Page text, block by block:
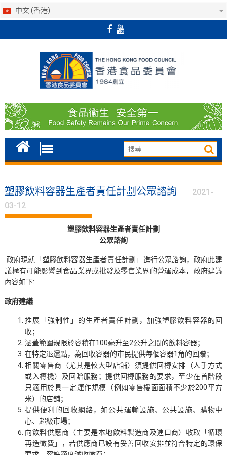
中文 (香港)
塑膠飲料容器生產者責任計劃公眾諮詢
2021-
03-12
塑膠飲料容器生產者責任計劃
公眾諮詢
政府現就「塑膠飲料容器生產者責任計劃」進行公眾諮詢，政府此建
議極有可能影響到食品業界或批發及零售業界的營運成本，政府建議
內容如下:
政府建議
推展「強制性」的生產者責任計劃，加強塑膠飲料容器的回
收；
涵蓋範圍規限於容積在100毫升至2公升之間的飲料容器；
在特定退還點，為回收容器的市民提供每個容器1角的回贈；
相關零售商（尤其是較大型店舖）須提供回樽安排（人手方式
或入樽機）及回贈服務；提供回樽服務的要求，至少在首階段
只適用於具一定運作規模（例如零售樓面面積不少於200平方
米）的店舖；
提供便利的回收網絡，如公共運輸設施、公共設施、購物中
心、超級市場；
向飲料供應商（主要是本地飲料製造商及進口商）收取「循環
再造徵費」，若供應商已設有妥善回收安排並符合特定的環保